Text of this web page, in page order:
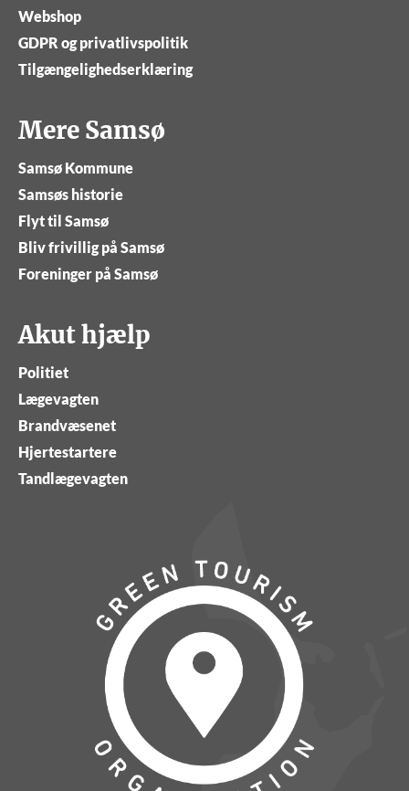
Webshop
GDPR og privatlivspolitik
Tilgængelighedserklæring
Mere Samsø
Samsø Kommune
Samsøs historie
Flyt til Samsø
Bliv frivillig på Samsø
Foreninger på Samsø
Akut hjælp
Politiet
Lægevagten
Brandvæsenet
Hjertestartere
Tandlægevagten